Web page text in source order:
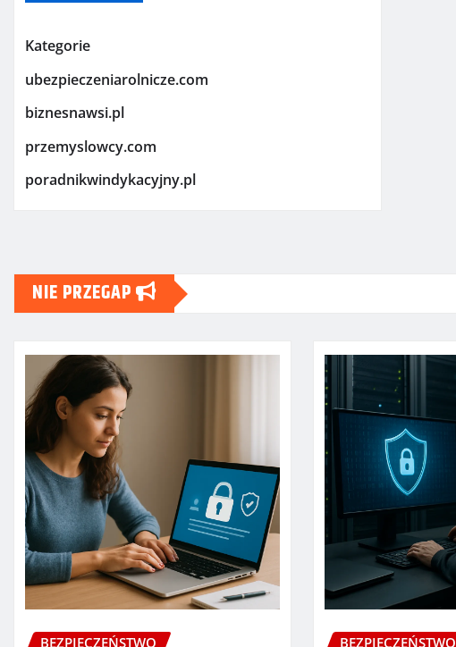
Kategorie
ubezpieczeniarolnicze.com
biznesnawsi.pl
przemyslowcy.com
poradnikwindykacyjny.pl
NIE PRZEGAP
BEZPIECZEŃSTWO BEZPIECZEŃSTWO